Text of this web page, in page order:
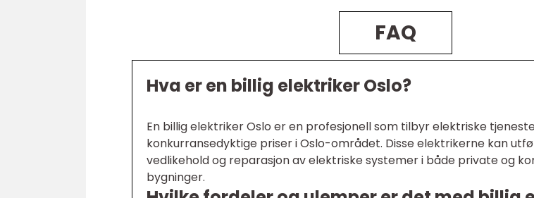
FAQ
Hva er en billig elektriker Oslo?
En billig elektriker Oslo er en profesjonell som tilbyr elektriske
konkurransedyktige priser i Oslo-området. Disse elektrikerne kan
vedlikehold og reparasjon av elektriske systemer i både private og
bygninger.